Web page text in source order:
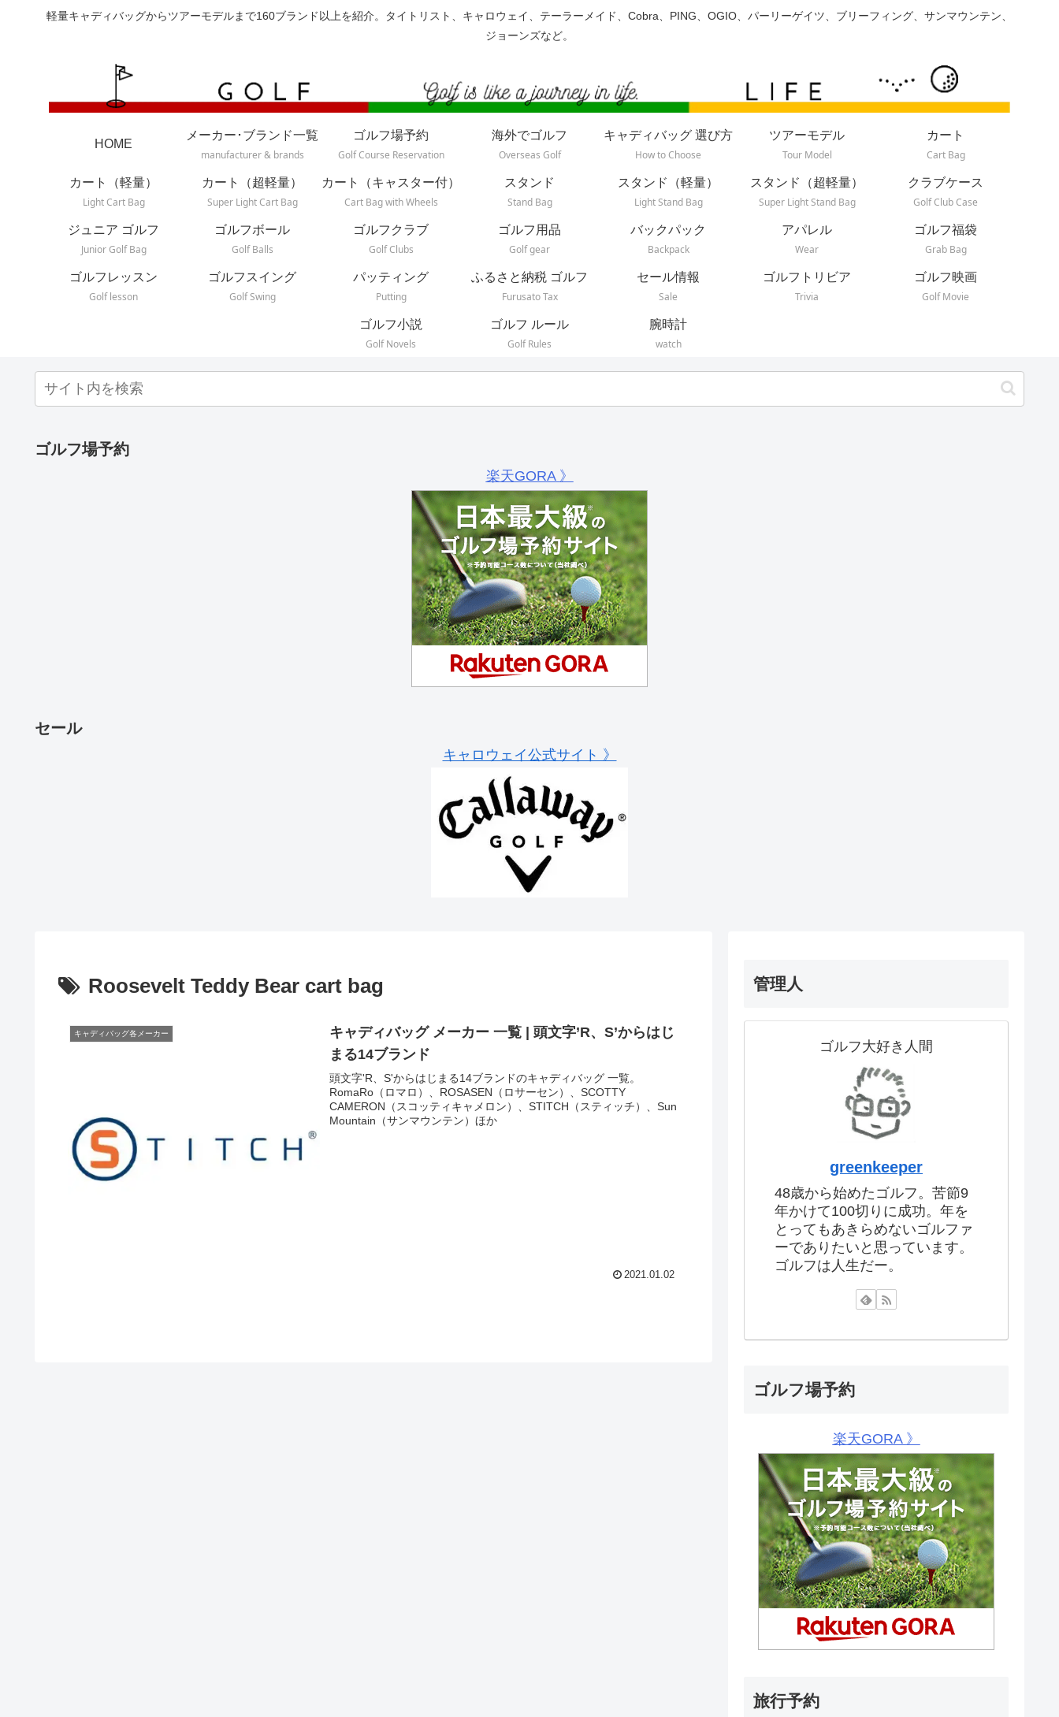
軽量キャディバッグからツアーモデルまで160ブランド以上を紹介。タイトリスト、キャロウェイ、テーラーメイド、Cobra、PING、OGIO、パーリーゲイツ、ブリーフィング、サンマウンテン、
ジョーンズなど。
HOME
メーカー･ブランド一覧
manufacturer & brands
ゴルフ場予約
Golf Course Reservation
海外でゴルフ
Overseas Golf
キャディバッグ 選び方
How to Choose
ツアーモデル
Tour Model
カート
Cart Bag
カート（軽量）
Light Cart Bag
カート（超軽量）
Super Light Cart Bag
カート（キャスター付）
Cart Bag with Wheels
スタンド
Stand Bag
スタンド（軽量）
Light Stand Bag
スタンド（超軽量）
Super Light Stand Bag
クラブケース
Golf Club Case
ジュニア ゴルフ
Junior Golf Bag
ゴルフボール
Golf Balls
ゴルフクラブ
Golf Clubs
ゴルフ用品
Golf gear
バックパック
Backpack
アパレル
Wear
ゴルフ福袋
Grab Bag
ゴルフレッスン
Golf lesson
ゴルフスイング
Golf Swing
パッティング
Putting
ふるさと納税 ゴルフ
Furusato Tax
セール情報
Sale
ゴルフトリビア
Trivia
ゴルフ映画
Golf Movie
ゴルフ小説
Golf Novels
ゴルフ ルール
Golf Rules
腕時計
watch
ゴルフ場予約
楽天GORA 》
セール
キャロウェイ公式サイト 》
Roosevelt Teddy Bear cart bag
キャディバッグ各メーカー
キャディバッグ メーカー 一覧 | 頭文字’R、S’からはじ
まる14ブランド
頭文字'R、S'からはじまる14ブランドのキャディバッグ 一覧。
RomaRo（ロマロ）、ROSASEN（ロサーセン）、SCOTTY
CAMERON（スコッティキャメロン）、STITCH（スティッチ）、Sun
Mountain（サンマウンテン）ほか
2021.01.02
管理人
ゴルフ大好き人間
greenkeeper
48歳から始めたゴルフ。苦節9
年かけて100切りに成功。年を
とってもあきらめないゴルファ
ーでありたいと思っています。
ゴルフは人生だー。
ゴルフ場予約
楽天GORA 》
旅行予約